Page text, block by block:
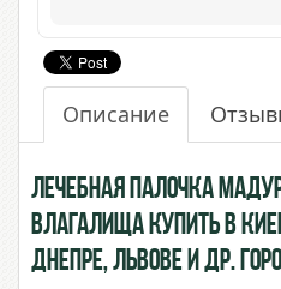
Описание
Лечебная Палочка
влагалища купить в
Днепре, Львове и др.